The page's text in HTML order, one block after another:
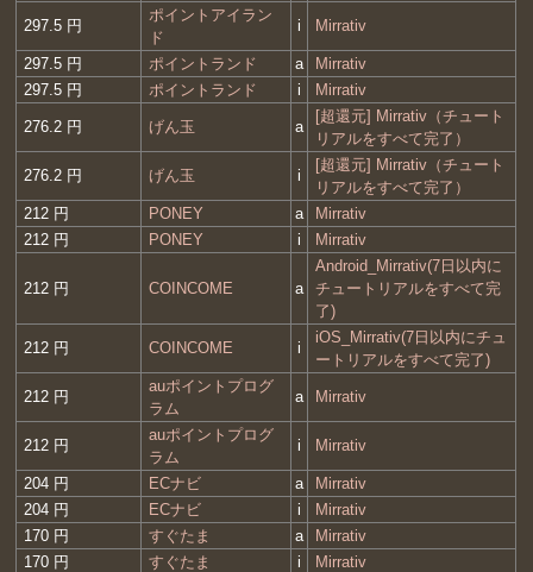
297.5 円
ポイントアイラン
ド
i Mirrativ
297.5 円 ポイントランド a
Mirrativ
297.5 円
ポイントランド i Mirrativ
276.2 円 げん玉 a
[超還元] Mirrativ（チュート
リアルをすべて完了）
276.2 円 げん玉 i
[超還元] Mirrativ（チュート
リアルをすべて完了）
212 円
PONEY a
Mirrativ
212 円
PONEY i Mirrativ
212 円 COINCOME a
Android_Mirrativ(7日以内に
チュートリアルをすべて完
了)
212 円 COINCOME i
iOS_Mirrativ(7日以内にチュ
ートリアルをすべて完了)
212 円
auポイントプログ
ラム
a Mirrativ
212 円
auポイントプログ
ラム
i Mirrativ
204 円 ECナビ a
Mirrativ
204 円
ECナビ i
Mirrativ
170 円
すぐたま a
Mirrativ
170 円
すぐたま i Mirrativ